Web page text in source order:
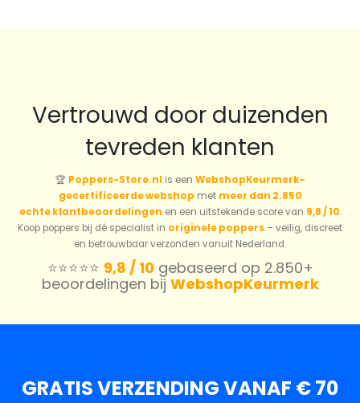
Vertrouwd door duizenden
tevreden klanten
🏆 Poppers-Store.nl is een WebshopKeurmerk-
gecertificeerde webshop met meer dan 2.850
echte klantbeoordelingen en een uitstekende score van 9,8 / 10.
Koop poppers bij dé specialist in originele poppers – veilig, discreet
en betrouwbaar verzonden vanuit Nederland.
⭐️⭐️⭐️⭐️⭐️ 9,8 / 10gebaseerd op 2.850+
beoordelingen bij WebshopKeurmerk
GRATIS VERZENDING VANAF € 70